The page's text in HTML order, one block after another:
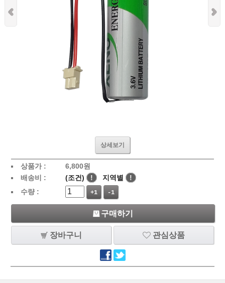
상세보기
상품가 : 6,800원
배송비 :
(조건) ! 지역별
!
수량 :
+1 -1
구매하기
장바구니 관심상품